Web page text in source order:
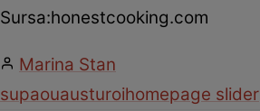
Sursa:honestcooking.com
Marina Stan
supaouausturoihomepage slider